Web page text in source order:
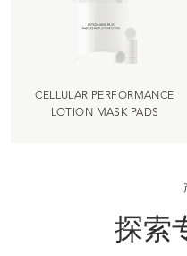
CELLULAR PERFORMANCE
LOTION MASK PADS
探索